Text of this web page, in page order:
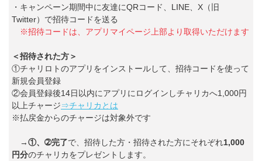
・キャンペーン期間中に友達にQRコード、LINE、X（旧
Twitter）で招待コードを送る
※招待コードは、アプリマイページ上部より取得いただけます
＜招待された方＞
①チャリロトのアプリをインストールして、招待コードを使って
新規会員登録
②会員登録後14日以内にアプリにログインしチャリカへ1,000円
以上チャージ⇒チャリカとは
※払戻金からのチャージは対象外です
→①、➁完了で、招待した方・招待された方にそれぞれ1,000
円分のチャリカをプレゼントします。